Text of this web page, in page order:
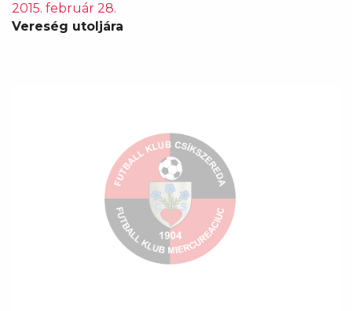
2015. február 28.
Vereség utoljára